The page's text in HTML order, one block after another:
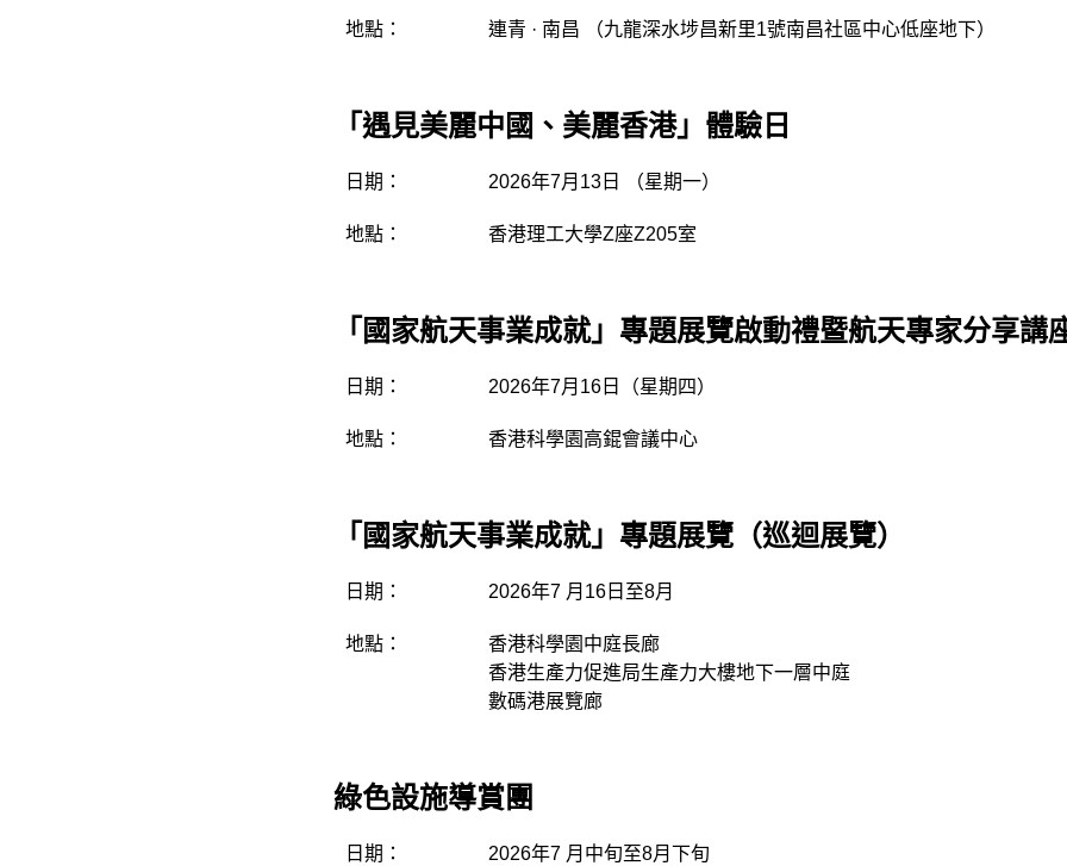
地點： 連青 · 南昌 （九龍深水埗昌新里1號南昌社區中心低座地下）
「遇見美麗中國、美麗香港」體驗日
日期： 2026年7月13日 （星期一）
地點： 香港理工大學Z座Z205室
「國家航天事業成就」專題展覽啟動禮暨航天專家分享講
日期： 2026年7月16日（星期四）
地點： 香港科學園高錕會議中心
「國家航天事業成就」專題展覽（巡迴展覽）
日期： 2026年7 月16日至8月
地點：
香港科學園中庭長廊
香港生產力促進局生產力大樓地下一層中庭
數碼港展覽廊
綠色設施導賞團
日期： 2026年7 月中旬至8月下旬